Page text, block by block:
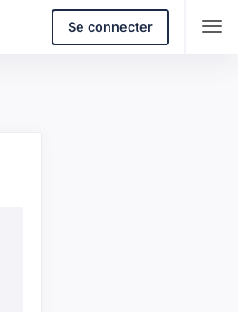
Se connecter